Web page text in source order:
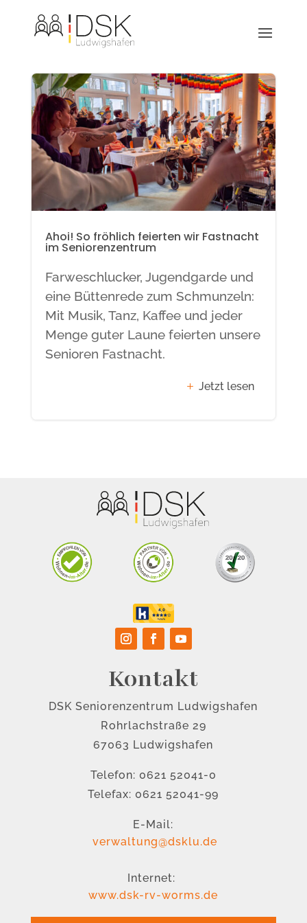
Ahoi! So fröhlich feierten wir Fastnacht
im Seniorenzentrum
Farweschlucker, Jugendgarde und
eine Büttenrede zum Schmunzeln:
Mit Musik, Tanz, Kaffee und jeder
Menge guter Laune feierten unsere
Senioren Fastnacht.
Jetzt lesen
Kontakt
DSK Seniorenzentrum Ludwigshafen
Rohrlachstraße 29
67063 Ludwigshafen
Telefon: 0621 52041-0
Telefax: 0621 52041-99
E-Mail:
verwaltung@dsklu.de
Internet:
www.dsk-rv-worms.de